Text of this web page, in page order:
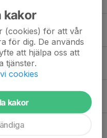
kakor
(cookies) för att vår
för dig. De används
att hjälpa oss att
tjänster.
cookies
kakor